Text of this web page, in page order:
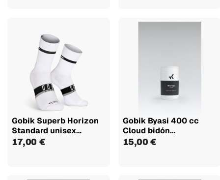
Gobik Superb Horizon
Standard unisex
calcetines
17,00 €
Gobik Byasi 400 cc
Cloud bidón
portaherramientas
15,00 €